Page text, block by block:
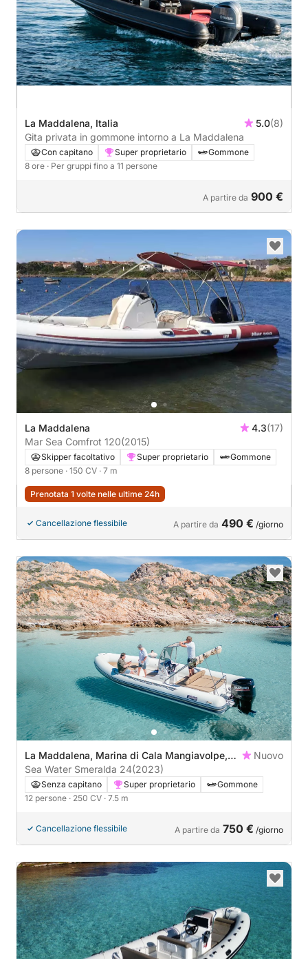
La Maddalena, Italia 5.0(8)
Gita privata in gommone intorno a La Maddalena
Con capitano Super proprietario
Gommone
8 ore · Per gruppi fino a 11 persone
A partire da 900 €
La Maddalena 4.3(17)
Mar Sea Comfrot 120(2015)
Skipper facoltativo Super proprietario
Gommone
8 persone · 150 CV · 7 m
Prenotata 1 volte nelle ultime 24h
Cancellazione flessibile A partire da 490 € /giorno
La Maddalena, Marina di Cala Mangiavolpe,
La Maddalena
Nuovo
Sea Water Smeralda 24(2023)
Senza capitano Super proprietario
Gommone
12 persone · 250 CV · 7.5 m
Cancellazione flessibile A partire da 750 € /giorno